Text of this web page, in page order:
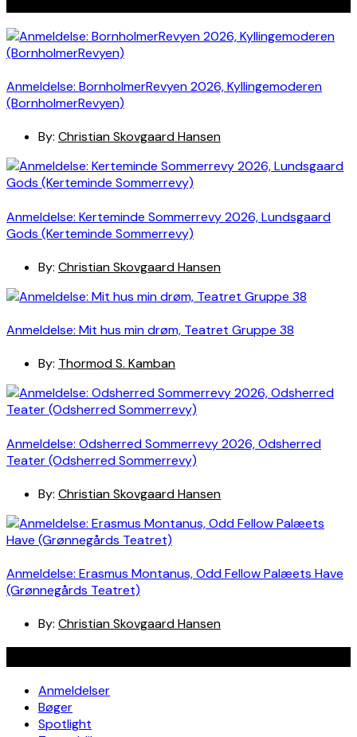
Anmeldelse: BornholmerRevyen 2026, Kyllingemoderen
(BornholmerRevyen)
By: Christian Skovgaard Hansen
Anmeldelse: Kerteminde Sommerrevy 2026, Lundsgaard
Gods (Kerteminde Sommerrevy)
By: Christian Skovgaard Hansen
Anmeldelse: Mit hus min drøm, Teatret Gruppe 38
By: Thormod S. Kamban
Anmeldelse: Odsherred Sommerrevy 2026, Odsherred
Teater (Odsherred Sommerrevy)
By: Christian Skovgaard Hansen
Anmeldelse: Erasmus Montanus, Odd Fellow Palæets Have
(Grønnegårds Teatret)
By: Christian Skovgaard Hansen
Anmeldelser
Bøger
Spotlight